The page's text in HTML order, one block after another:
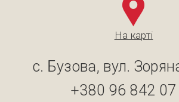
На карті
с. Бузова, вул.
+380 96 842 07